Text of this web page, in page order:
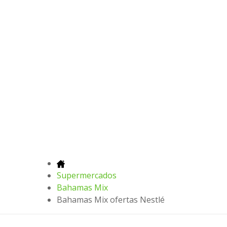
Supermercados
Bahamas Mix
Bahamas Mix ofertas Nestlé